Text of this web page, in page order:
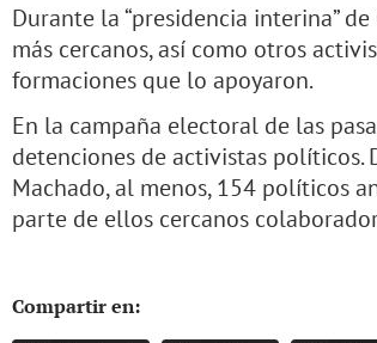
Durante la “presidencia interina”
más cercanos, así como otros
formaciones que lo apoyaron.
En la campaña electoral de las
detenciones de activistas políticos.
Machado, al menos, 154 políticos
parte de ellos cercanos
Compartir en: